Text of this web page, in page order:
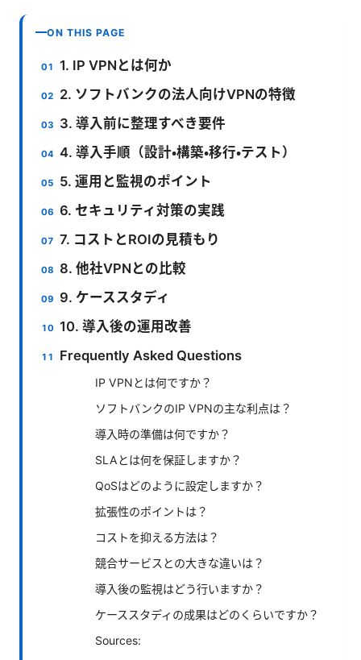
ON THIS PAGE
1. IP VPNとは何か
2. ソフトバンクの法人向けVPNの特徴
3. 導入前に整理すべき要件
4. 導入手順（設計・構築・移行・テスト）
5. 運用と監視のポイント
6. セキュリティ対策の実践
7. コストとROIの見積もり
8. 他社VPNとの比較
9. ケーススタディ
10. 導入後の運用改善
Frequently Asked Questions
IP VPNとは何ですか？
ソフトバンクのIP VPNの主な利点は？
導入時の準備は何ですか？
SLAとは何を保証しますか？
QoSはどのように設定しますか？
拡張性のポイントは？
コストを抑える方法は？
競合サービスとの大きな違いは？
導入後の監視はどう行いますか？
ケーススタディの成果はどのくらいですか？
Sources: